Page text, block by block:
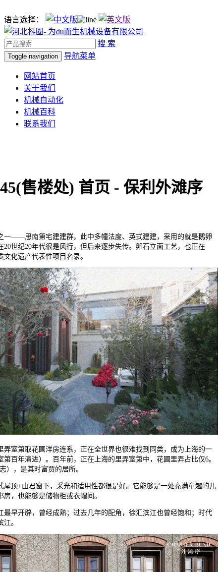
语言选择：
搜 索
Toggle navigation 导航菜单
网站首页
关于我们
机械自动化
机械百科
联系我们
售楼处) 首页 - 保利外滩序
思南第宅建建群，此中多幢法度、英式建建，采用的就是鹅卵
20世纪20年代很是风行，但后来逐步失传。卵石立面工艺，也正在
化遗产代表性项目名录。
第取花圃洋房连系，正在全世界也很难找到同类，成为上海的一
百年演进）。百年前，正在上海的里弄室第中，花圃里弄占比仅6。
），是其时富贾的居所。
+山君窗下，采光和适用性都很是好。它能够是一处充满童趣的儿
，也能够是储物柜或衣帽间。
开辟，曾经成熟；过去几年的配角，徐汇滨江也曾经饱和；时代
。